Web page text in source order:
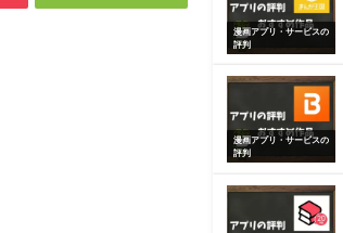
漫画アプリ・サービスの
評判
漫画アプリ・サービスの
評判